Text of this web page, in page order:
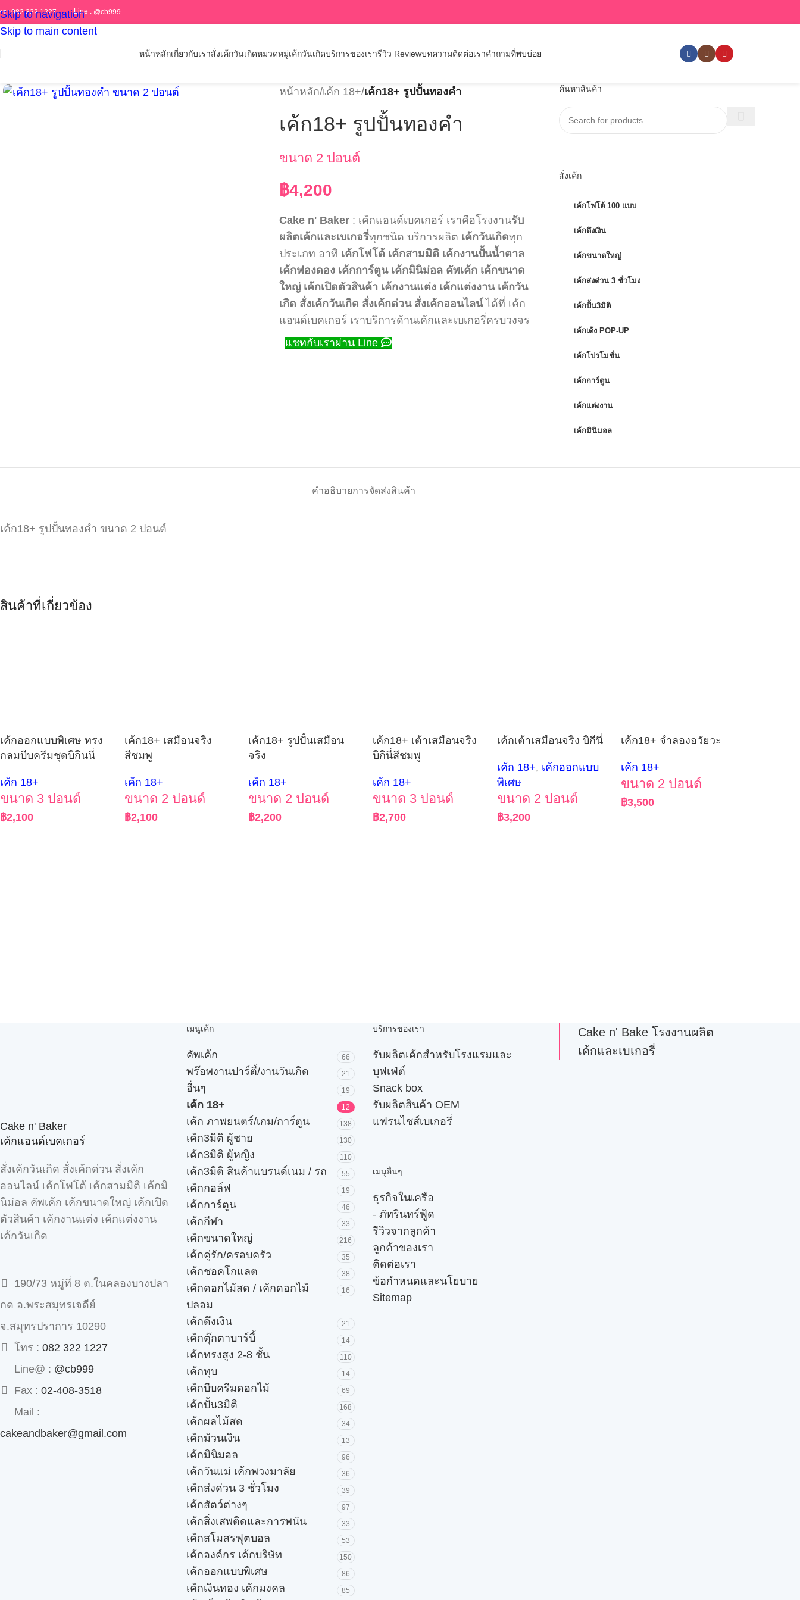
Skip to navigation
Skip to main content
ร : 082 322 1227 Line : @cb999
หน้าหลักเกี่ยวกับเราสั่งเค้กวันเกิดหมวดหมู่เค้กวันเกิดบริการของเรารีวิว Reviewบทความติดต่อเราคำถามที่พบบ่อย
หน้าหลัก/เค้ก 18+/เค้ก18+ รูปปั้นทองคำ
เค้ก18+ รูปปั้นทองคำ
ขนาด 2 ปอนต์
฿4,200
Cake n' Baker : เค้กแอนด์เบคเกอร์ เราคือโรงงานรับ
ผลิตเค้กและเบเกอรี่ทุกชนิด บริการผลิต เค้กวันเกิดทุก
ประเภท อาทิ เค้กโฟโต้ เค้กสามมิติ เค้กงานปั้นน้ำตาล
เค้กฟองดอง เค้กการ์ตูน เค้กมินิม่อล คัพเค้ก เค้กขนาด
ใหญ่ เค้กเปิดตัวสินค้า เค้กงานแต่ง เค้กแต่งงาน เค้กวัน
เกิด สั่งเค้กวันเกิด สั่งเค้กด่วน สั่งเค้กออนไลน์ได้ที่ เค้ก
แอนด์เบคเกอร์ เราบริการด้านเค้กและเบเกอรี่ครบวงจร
แชทกับเราผ่าน Line
ค้นหาสินค้า
สั่งเค้ก
เค้กโฟโต้ 100 แบบ
เค้กดึงเงิน
เค้กขนาดใหญ่
เค้กส่งด่วน 3 ชั่วโมง
เค้กปั้น3มิติ
เค้กเด้ง POP-UP
เค้กโปรโมชั่น
เค้กการ์ตูน
เค้กแต่งงาน
เค้กมินิมอล
คำอธิบายการจัดส่งสินค้า
เค้ก18+ รูปปั้นทองคำ ขนาด 2 ปอนต์
สินค้าที่เกี่ยวข้อง
เค้กออกแบบพิเศษ ทรง
กลมบีบครีมชุดบิกินนี่
เค้ก 18+
ขนาด 3 ปอนด์
฿2,100
เค้ก18+ เสมือนจริง
สีชมพู
เค้ก 18+
ขนาด 2 ปอนด์
฿2,100
เค้ก18+ รูปปั้นเสมือน
จริง
เค้ก 18+
ขนาด 2 ปอนด์
฿2,200
เค้ก18+ เต้าเสมือนจริง
บิกินี่สีชมพู
เค้ก 18+
ขนาด 3 ปอนด์
฿2,700
เค้กเต้าเสมือนจริง บิกีนี่
เค้ก 18+, เค้กออกแบบ
พิเศษ
ขนาด 2 ปอนด์
฿3,200
เค้ก18+ จำลองอวัยวะ
เค้ก 18+
ขนาด 2 ปอนด์
฿3,500
Cake n' Baker
เค้กแอนด์เบคเกอร์
สั่งเค้กวันเกิด สั่งเค้กด่วน สั่งเค้ก
ออนไลน์ เค้กโฟโต้ เค้กสามมิติ เค้กมิ
นิม่อล คัพเค้ก เค้กขนาดใหญ่ เค้กเปิด
ตัวสินค้า เค้กงานแต่ง เค้กแต่งงาน
เค้กวันเกิด
190/73 หมู่ที่ 8 ต.ในคลองบางปลา
กด อ.พระสมุทรเจดีย์
จ.สมุทรปราการ 10290
โทร : 082 322 1227
Line@ : @cb999
Fax : 02-408-3518
Mail :
cakeandbaker@gmail.com
เมนูเค้ก
คัพเค้ก 66
พร๊อพงานปาร์ตี้/งานวันเกิด 21
อื่นๆ 19
เค้ก 18+ 12
เค้ก ภาพยนตร์/เกม/การ์ตูน 138
เค้ก3มิติ ผู้ชาย 130
เค้ก3มิติ ผู้หญิง 110
เค้ก3มิติ สินค้าแบรนด์เนม / รถ 55
เค้กกอล์ฟ 19
เค้กการ์ตูน 46
เค้กกีฬา 33
เค้กขนาดใหญ่ 216
เค้กคู่รัก/ครอบครัว 35
เค้กชอคโกแลต 38
เค้กดอกไม้สด / เค้กดอกไม้
ปลอม
16
เค้กดึงเงิน 21
เค้กตุ๊กตาบาร์บี้ 14
เค้กทรงสูง 2-8 ชั้น 110
เค้กทุบ 14
เค้กบีบครีมดอกไม้ 69
เค้กปั้น3มิติ 168
เค้กผลไม้สด 34
เค้กม้วนเงิน 13
เค้กมินิมอล 96
เค้กวันแม่ เค้กพวงมาลัย 36
เค้กส่งด่วน 3 ชั่วโมง 39
เค้กสัตว์ต่างๆ 97
เค้กสิ่งเสพติดและการพนัน 33
เค้กสโมสรฟุตบอล 53
เค้กองค์กร เค้กบริษัท 150
เค้กออกแบบพิเศษ 86
เค้กเงินทอง เค้กมงคล 85
บริการของเรา
รับผลิตเค้กสำหรับโรงแรมและ
บุฟเฟ่ต์
Snack box
รับผลิตสินค้า OEM
แฟรนไชส์เบเกอรี่
เมนูอื่นๆ
ธุรกิจในเครือ
- ภัทรินทร์ฟู้ด
รีวิวจากลูกค้า
ลูกค้าของเรา
ติดต่อเรา
ข้อกำหนดและนโยบาย
Sitemap
Cake n' Bake โรงงานผลิต
เค้กและเบเกอรี่